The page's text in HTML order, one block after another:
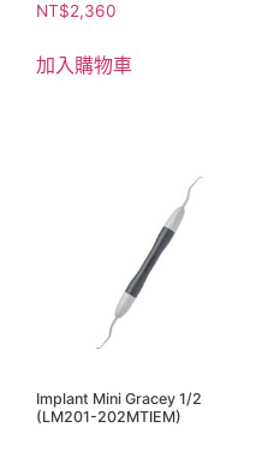
NT$2,360
加入購物車
Implant Mini Gracey 1/2
(LM201-202MTIEM)